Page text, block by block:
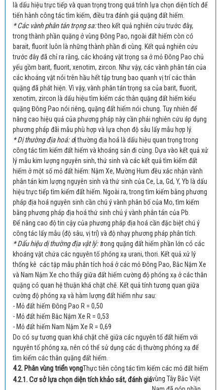
là dấu hiệu trực tiếp và quan trọng trong quá trình lựa chọn diện tích để
tiến hành công tác tìm kiếm, điều tra đánh giá quặng đất hiếm.
* Các vành phân tán trọng sa:theo kết quả nghiên cứu trước đây,
trong thành phần quặng ở vùng Đông Pao, ngoài đất hiếm còn có
barait, fluorit luôn là những thành phần đi cùng. Kết quả nghiên cứu
trước đây đã chỉ ra rằng, các khoáng vật trọng sa ở mỏ Đông Pao chủ
yếu gồm barit, fluorit, xenotim, zircon. Như vậy, các vành phân tán của
các khoáng vật nói trên hầu hết tập trung bao quanh vị trí các thân
quặng đã phát hiện. Vì vậy, vành phân tán trọng sa của barit, fluorit,
xenotim, zircon là dấu hiệu tìm kiếm các thân quặng đất hiếm kiểu
quặng Đông Pao nói riêng, quặng đất hiếm nói chung. Tuy nhiên để
nâng cao hiệu quả của phương pháp này cần phải nghiên cứu áp dụng
phương pháp đãi mẫu phù hợp và lựa chọn độ sâu lấy mẫu hợp lý.
* Dị thường địa hoá: dị thường địa hoá là dấu hiệu quan trọng trong
công tác tìm kiếm đất hiếm và khoáng sản đi cùng. Dựa vào kết quả xử
lý mẫu kim lượng nguyên sinh, thứ sinh và các kết quả tìm kiếm đất
hiếm ở một số mỏ đất hiếm: Nậm Xe, Mường Hum đều xác nhận vành
phân tán kim lượng nguyên sinh và thứ sinh của Ce, La, Gd, Y, Yb là dấu
hiệu trực tiếp tìm kiếm đất hiếm. Ngoài ra, trong tìm kiếm bằng phương
pháp địa hoá nguyên sinh cần chú ý vành phân bố của Mo, tìm kiếm
bằng phương pháp địa hoá thứ sinh chú ý vành phân tán của Pb.
Để nâng cao độ tin cậy của phương pháp địa hoá cần đặc biệt chú ý
công tác lấy mẫu (độ sâu, vị trí) và độ nhạy phương pháp phân tích.
* Dấu hiệu dị thường địa vật lý: trong quặng đất hiếm phần lớn có các
khoáng vật chứa các nguyên tố phóng xạ urani, thori. Kết quả xử lý
thống kê các tập mẫu phân tích hoá ở các mỏ Đông Pao, Bắc Nậm Xe
và Nam Nậm Xe cho thấy giữa đất hiếm cường độ phóng xạ ở các thân
quặng có quan hệ thuận khá chặt chẽ. Kết quả tính tương quan giữa
cường độ phóng xạ và hàm lượng đất hiếm như sau:
- Mỏ đất hiếm Đông Pao R = 0,50
- Mỏ đất hiếm Bắc Nậm Xe R = 0,53
- Mỏ đất hiếm Nam Nậm Xe R = 0,69
Do có sự tương quan khá chặt chẽ giữa các nguyên tố đất hiếm với
nguyên tố phóng xạ, nên có thể sử dụng các dị thường phóng xạ để
tìm kiếm các thân quặng đất hiếm.
4.2. Phân vùng triển vọng
4.2.1. Cơ sở lựa chọn diện tích khảo sát, đánh giá
Thực tiễn công tác tìm kiếm các mỏ đất hiếm
vùng Tây Bắc Việt